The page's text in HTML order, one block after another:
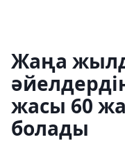
Жаңа
жасы 60
болады